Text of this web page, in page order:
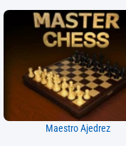
Maestro Ajedrez